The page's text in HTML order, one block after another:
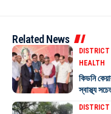
Related News
HEALTH
কিডনি
স্বাস্থ্য